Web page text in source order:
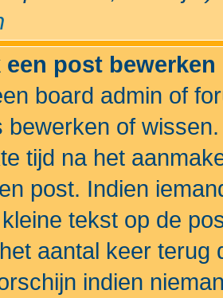
een post
board admin of
bewerken of
tijd na het
post. Indien
tekst op de
aantal keer terug
indien